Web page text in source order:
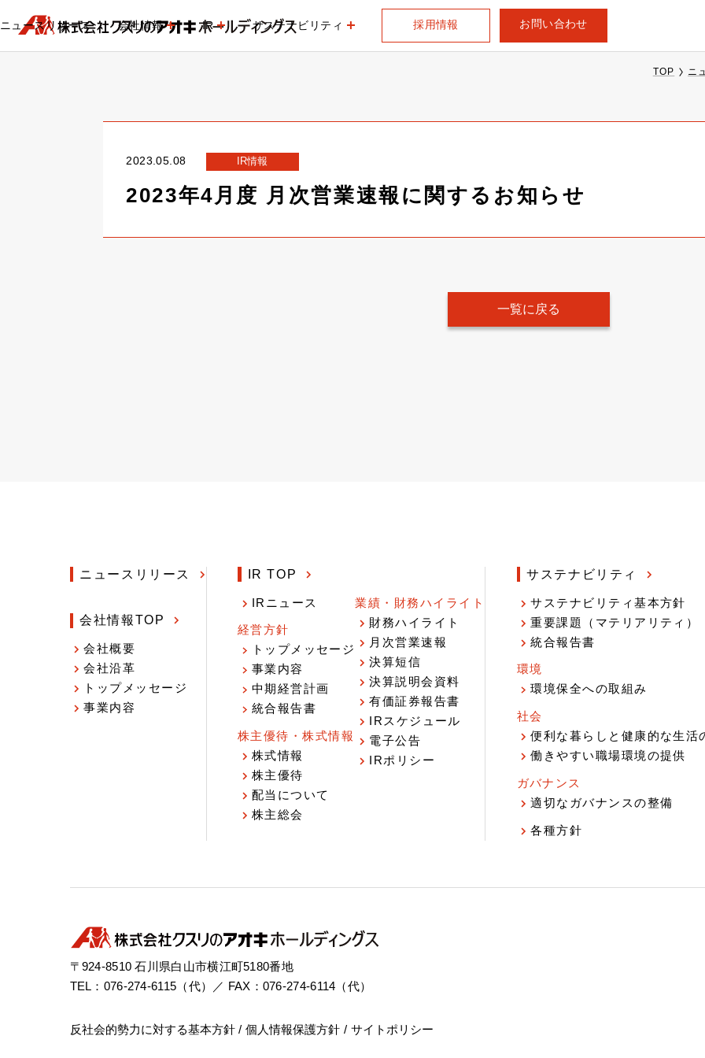
ニュースリリース 会社情報 IR サステナビリティ 採用情報 お問い合わせ
TOP ニ
2023.05.08 IR情報
2023年4月度 月次営業速報に関するお知らせ
一覧に戻る
ニュースリリース
会社情報TOP
会社概要
会社沿革
トップメッセージ
事業内容
IR TOP
IRニュース
経営方針
トップメッセージ
事業内容
中期経営計画
統合報告書
株主優待・株式情報
株式情報
株主優待
配当について
株主総会
業績・財務ハイライト
財務ハイライト
月次営業速報
決算短信
決算説明会資料
有価証券報告書
IRスケジュール
電子公告
IRポリシー
サステナビリティ
サステナビリティ基本方針
重要課題（マテリアリティ）
統合報告書
環境
環境保全への取組み
社会
便利な暮らしと健康的な生活
働きやすい職場環境の提供
ガバナンス
適切なガバナンスの整備
各種方針
〒924-8510 石川県白山市横江町5180番地
TEL：076-274-6115（代）／ FAX：076-274-6114（代）
反社会的勢力に対する基本方針 個人情報保護方針 サイトポリシー